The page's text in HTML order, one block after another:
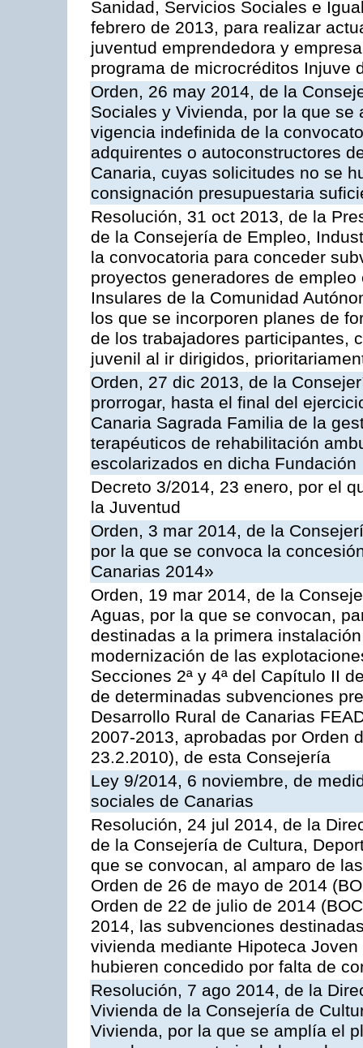
Sanidad, Servicios Sociales e
febrero de 2013, para realizar
juventud emprendedora y
programa de microcréditos Injuve
Orden, 26 may 2014, de la
Sociales y Vivienda, por la que
vigencia indefinida de la
adquirentes o autoconstructores
Canaria, cuyas solicitudes no se
consignación presupuestaria
Resolución, 31 oct 2013, de la
de la Consejería de Empleo,
la convocatoria para conceder
proyectos generadores de
Insulares de la Comunidad
los que se incorporen planes de
de los trabajadores participantes,
juvenil al ir dirigidos,
Orden, 27 dic 2013, de la
prorrogar, hasta el final del
Canaria Sagrada Familia de la
terapéuticos de rehabilitación
escolarizados en dicha Fundación
Decreto 3/2014, 23 enero, por el
la Juventud
Orden, 3 mar 2014, de la
por la que se convoca la
Canarias 2014»
Orden, 19 mar 2014, de la
Aguas, por la que se convocan,
destinadas a la primera
modernización de las
Secciones 2ª y 4ª del Capítulo II
de determinadas subvenciones
Desarrollo Rural de Canarias
2007-2013, aprobadas por Orden
23.2.2010), de esta Consejería
Ley 9/2014, 6 noviembre, de
sociales de Canarias
Resolución, 24 jul 2014, de la
de la Consejería de Cultura,
que se convocan, al amparo de
Orden de 26 de mayo de 2014
Orden de 22 de julio de 2014
2014, las subvenciones
vivienda mediante Hipoteca
hubieren concedido por falta de
Resolución, 7 ago 2014, de la
Vivienda de la Consejería de
Vivienda, por la que se amplía el